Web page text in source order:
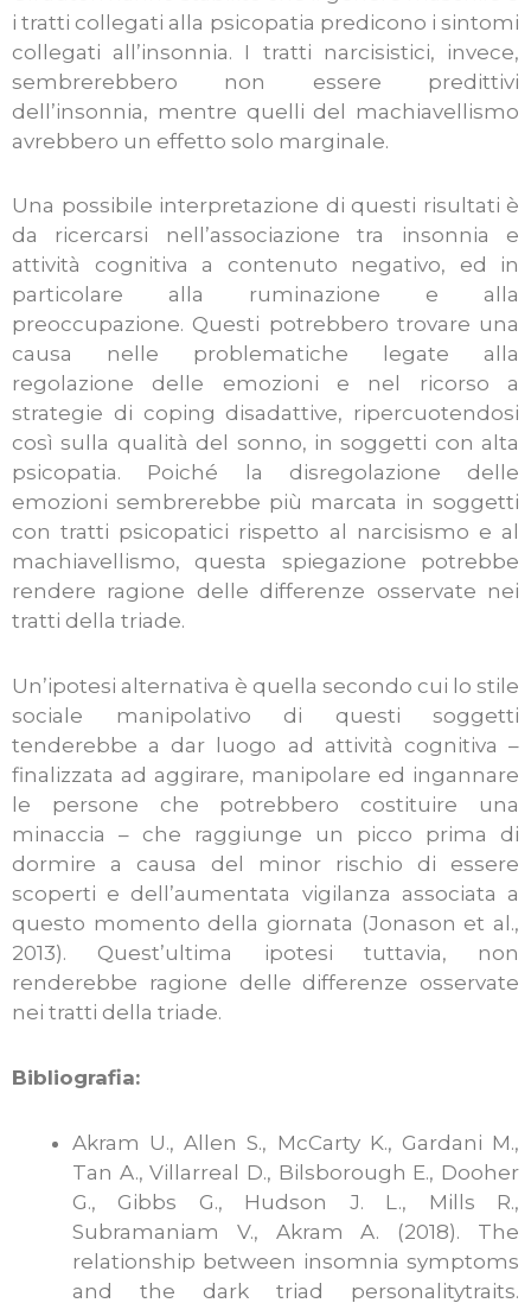
i tratti collegati alla psicopatia predicono i sintomi
collegati all’insonnia. I tratti narcisistici, invece,
sembrerebbero non essere predittivi
dell’insonnia, mentre quelli del machiavellismo
avrebbero un effetto solo marginale.
Una possibile interpretazione di questi risultati è
da ricercarsi nell’associazione tra insonnia e
attività cognitiva a contenuto negativo, ed in
particolare alla ruminazione e alla
preoccupazione. Questi potrebbero trovare una
causa nelle problematiche legate alla
regolazione delle emozioni e nel ricorso a
strategie di coping disadattive, ripercuotendosi
così sulla qualità del sonno, in soggetti con alta
psicopatia. Poiché la disregolazione delle
emozioni sembrerebbe più marcata in soggetti
con tratti psicopatici rispetto al narcisismo e al
machiavellismo, questa spiegazione potrebbe
rendere ragione delle differenze osservate nei
tratti della triade.
Un’ipotesi alternativa è quella secondo cui lo stile
sociale manipolativo di questi soggetti
tenderebbe a dar luogo ad attività cognitiva –
finalizzata ad aggirare, manipolare ed ingannare
le persone che potrebbero costituire una
minaccia – che raggiunge un picco prima di
dormire a causa del minor rischio di essere
scoperti e dell’aumentata vigilanza associata a
questo momento della giornata (Jonason et al.,
2013). Quest’ultima ipotesi tuttavia, non
renderebbe ragione delle differenze osservate
nei tratti della triade.
Bibliografia:
Akram U., Allen S., McCarty K., Gardani M.,
Tan A., Villarreal D., Bilsborough E., Dooher
G., Gibbs G., Hudson J. L., Mills R.,
Subramaniam V., Akram A. (2018). The
relationship between insomnia symptoms
and the dark triad personalitytraits.